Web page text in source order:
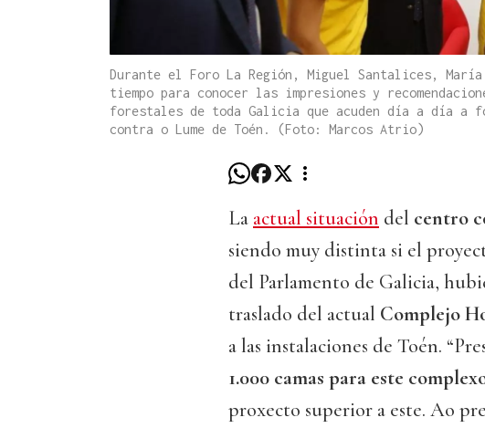
Durante el Foro La Región, Miguel Santalices, María
tiempo para conocer las impresiones y
forestales de toda Galicia que acuden día a día a
contra o Lume de Toén. (Foto: Marcos Atrio)
La actual situación del centro
siendo muy distinta si el
del Parlamento de Galicia,
traslado del actual Complejo
a las instalaciones de Toén.
1.000 camas para este
proxecto superior a este. Ao